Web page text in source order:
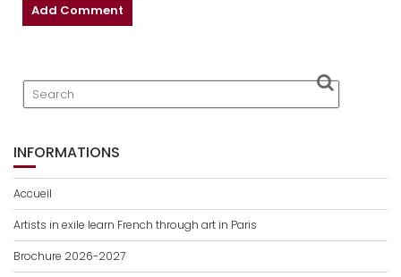
INFORMATIONS
Accueil
Artists in exile learn French through art in Paris
Brochure 2026-2027